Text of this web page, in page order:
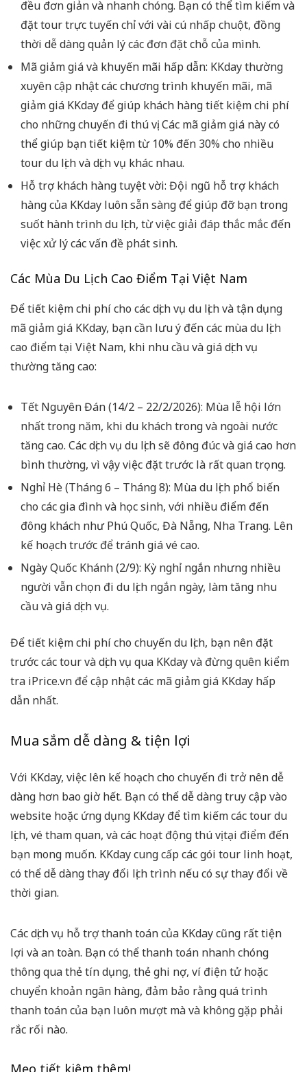
đều đơn giản và nhanh chóng. Bạn có thể tìm kiếm và
đặt tour trực tuyến chỉ với vài cú nhấp chuột, đồng
thời dễ dàng quản lý các đơn đặt chỗ của mình.
Mã giảm giá và khuyến mãi hấp dẫn: KKday thường
xuyên cập nhật các chương trình khuyến mãi, mã
giảm giá KKday để giúp khách hàng tiết kiệm chi phí
cho những chuyến đi thú vị. Các mã giảm giá này có
thể giúp bạn tiết kiệm từ 10% đến 30% cho nhiều
tour du lịch và dịch vụ khác nhau.
Hỗ trợ khách hàng tuyệt vời: Đội ngũ hỗ trợ khách
hàng của KKday luôn sẵn sàng để giúp đỡ bạn trong
suốt hành trình du lịch, từ việc giải đáp thắc mắc đến
việc xử lý các vấn đề phát sinh.
Các Mùa Du Lịch Cao Điểm Tại Việt Nam
Để tiết kiệm chi phí cho các dịch vụ du lịch và tận dụng
mã giảm giá KKday, bạn cần lưu ý đến các mùa du lịch
cao điểm tại Việt Nam, khi nhu cầu và giá dịch vụ
thường tăng cao:
Tết Nguyên Đán (14/2 – 22/2/2026): Mùa lễ hội lớn
nhất trong năm, khi du khách trong và ngoài nước
tăng cao. Các dịch vụ du lịch sẽ đông đúc và giá cao hơn
bình thường, vì vậy việc đặt trước là rất quan trọng.
Nghỉ Hè (Tháng 6 – Tháng 8): Mùa du lịch phổ biến
cho các gia đình và học sinh, với nhiều điểm đến
đông khách như Phú Quốc, Đà Nẵng, Nha Trang. Lên
kế hoạch trước để tránh giá vé cao.
Ngày Quốc Khánh (2/9): Kỳ nghỉ ngắn nhưng nhiều
người vẫn chọn đi du lịch ngắn ngày, làm tăng nhu
cầu và giá dịch vụ.
Để tiết kiệm chi phí cho chuyến du lịch, bạn nên đặt
trước các tour và dịch vụ qua KKday và đừng quên kiểm
tra iPrice.vn để cập nhật các mã giảm giá KKday hấp
dẫn nhất.
Mua sắm dễ dàng & tiện lợi
Với KKday, việc lên kế hoạch cho chuyến đi trở nên dễ
dàng hơn bao giờ hết. Bạn có thể dễ dàng truy cập vào
website hoặc ứng dụng KKday để tìm kiếm các tour du
lịch, vé tham quan, và các hoạt động thú vị tại điểm đến
bạn mong muốn. KKday cung cấp các gói tour linh hoạt,
có thể dễ dàng thay đổi lịch trình nếu có sự thay đổi về
thời gian.
Các dịch vụ hỗ trợ thanh toán của KKday cũng rất tiện
lợi và an toàn. Bạn có thể thanh toán nhanh chóng
thông qua thẻ tín dụng, thẻ ghi nợ, ví điện tử hoặc
chuyển khoản ngân hàng, đảm bảo rằng quá trình
thanh toán của bạn luôn mượt mà và không gặp phải
rắc rối nào.